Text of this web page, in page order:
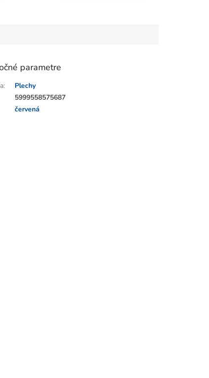
parametre
:
Plechy
5999558575687
červená